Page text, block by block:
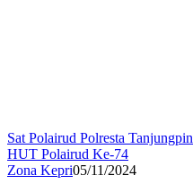
Sat Polairud Polresta
HUT Polairud Ke-74
Zona Kepri05/11/2024